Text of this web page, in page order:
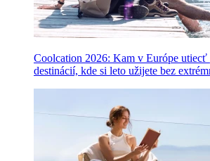
Coolcation 2026: Kam v Európe utiecť
destinácií, kde si leto užijete bez